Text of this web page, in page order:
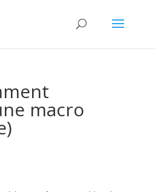
macro